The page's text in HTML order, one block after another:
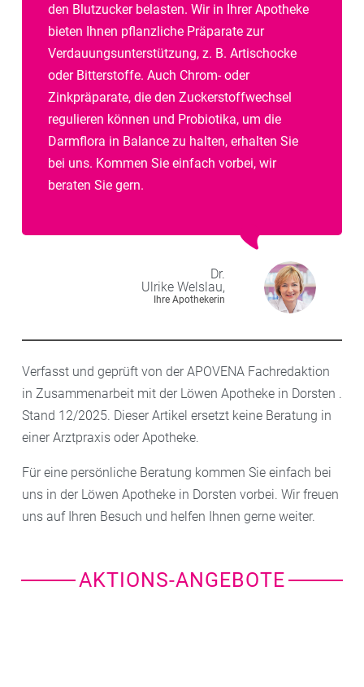
den Blutzucker belasten. Wir in Ihrer Apotheke
bieten Ihnen pflanzliche Präparate zur
Verdauungsunterstützung, z. B. Artischocke
oder Bitterstoffe. Auch Chrom- oder
Zinkpräparate, die den Zuckerstoffwechsel
regulieren können und Probiotika, um die
Darmflora in Balance zu halten, erhalten Sie
bei uns. Kommen Sie einfach vorbei, wir
beraten Sie gern.
Dr.
Ulrike Welslau,
Ihre Apothekerin
Verfasst und geprüft von der APOVENA Fachredaktion
in Zusammenarbeit mit der Löwen Apotheke in Dorsten .
Stand 12/2025. Dieser Artikel ersetzt keine Beratung in
einer Arztpraxis oder Apotheke.
Für eine persönliche Beratung kommen Sie einfach bei
uns in der Löwen Apotheke in Dorsten vorbei. Wir freuen
uns auf Ihren Besuch und helfen Ihnen gerne weiter.
AKTIONS-ANGEBOTE